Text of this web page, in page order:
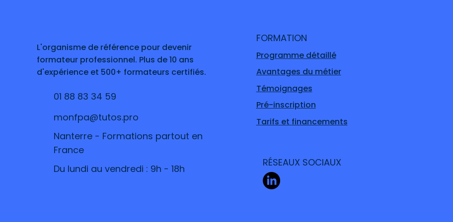
L'organisme de référence pour devenir
formateur professionnel. Plus de 10 ans
d'expérience et 500+ formateurs certifiés.
01 88 83 34 59
monfpa@tutos.pro
Nanterre - Formations partout en
France
Du lundi au vendredi : 9h - 18h
FORMATION
Programme détaillé
Avantages du métier
Témoignages
Pré-inscription
Tarifs et financements
RÉSEAUX SOCIAUX